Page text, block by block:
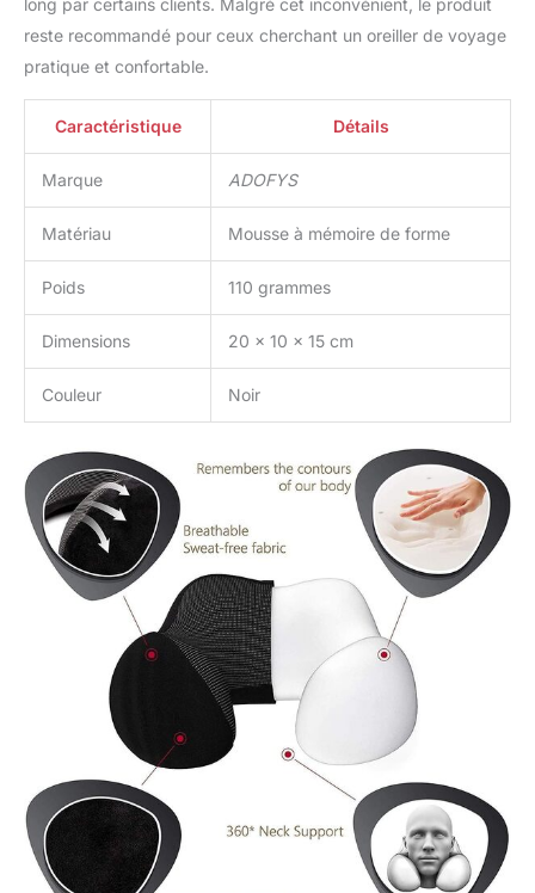
long par certains clients. Malgré cet inconvénient, le produit
reste recommandé pour ceux cherchant un oreiller de voyage
pratique et confortable.
Caractéristique Détails
Marque ADOFYS
Matériau Mousse à mémoire de forme
Poids 110 grammes
Dimensions 20 x 10 x 15 cm
Couleur Noir